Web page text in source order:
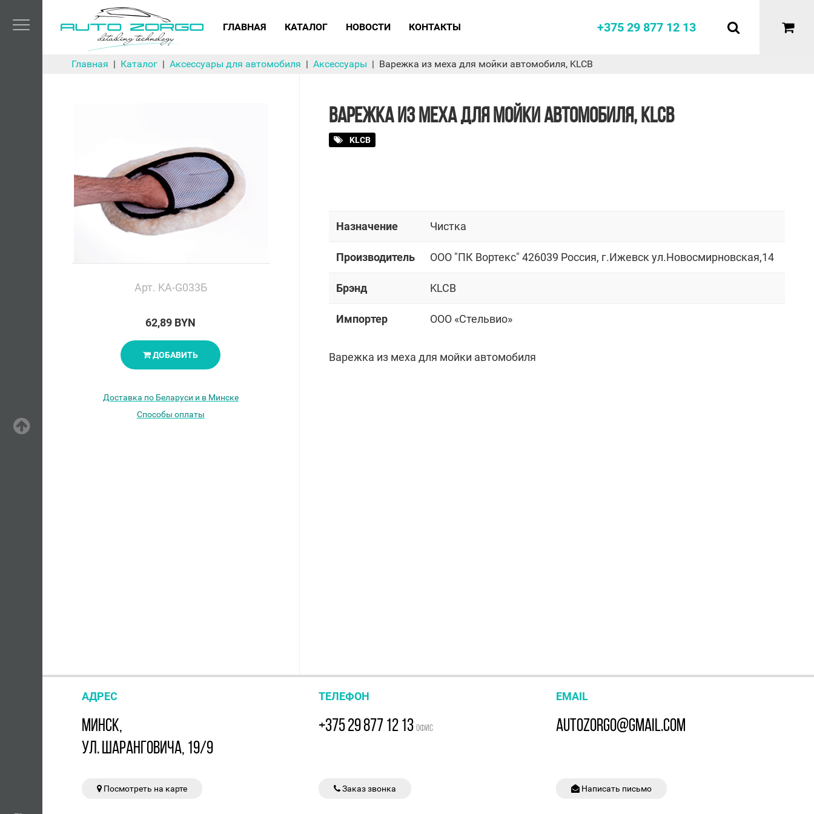
ГЛАВНАЯ КАТАЛОГ НОВОСТИ КОНТАКТЫ +375 29 877 12 13
Главная Каталог Аксессуары для автомобиля Аксессуары Варежка из меха для мойки автомобиля, KLCB
ВАРЕЖКА ИЗ МЕХА ДЛЯ МОЙКИ АВТОМОБИЛЯ, KLCB
KLCB
Арт. KA-G033Б
62,89 BYN
ДОБАВИТЬ
Доставка по Беларуси и в Минске
Способы оплаты
Назначение Чистка
Производитель OOO "ПК Вортекс" 426039 Россия, г.Ижевск ул.Новосмирновская,14
Брэнд KLCB
Импортер OOO «Стельвио»
Варежка из меха для мойки автомобиля
АДРЕС
МИНСК,
УЛ. ШАРАНГОВИЧА, 19/9
Посмотреть на карте
ТЕЛЕФОН
+375 29 877 12 13ОФИС
Заказ звонка
EMAIL
AUTOZORGO@GMAIL.COM
Написать письмо